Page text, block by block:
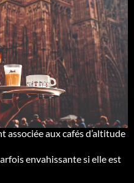
associée aux cafés d’altitude
envahissante si elle est